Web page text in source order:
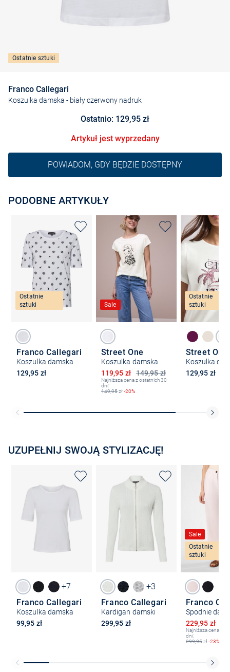
Ostatnie sztuki
Franco Callegari
Koszulka damska - biały czerwony nadruk
Ostatnio: 129,95 zł
Artykuł jest wyprzedany
POWIADOM, GDY BĘDZIE DOSTĘPNY
PODOBNE ARTYKUŁY
Ostatnie
sztuki
Franco Callegari
Koszulka damska
129,95 zł
Sale
Street One
Koszulka damska
149,95 zł
Obniżona cena
119,95 zł
Najniższa cena z ostatnich 30
dni:
149,95zł-20%
Ostatnie
sztuki
Street One
Koszulka
129,95 zł
UZUPEŁNIJ SWOJĄ STYLIZACJĘ!
+7
Franco Callegari
Koszulka damska
99,95 zł
+3
Franco Callegari
Kardigan damski
299,95 zł
Sale
Ostatnie
sztuki
Franco
Obniżona
229,95 zł
Najniższa cena z
dni:
299,95zł-23%